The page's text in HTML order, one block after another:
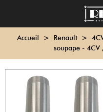
Accueil > Renault >
soupape -